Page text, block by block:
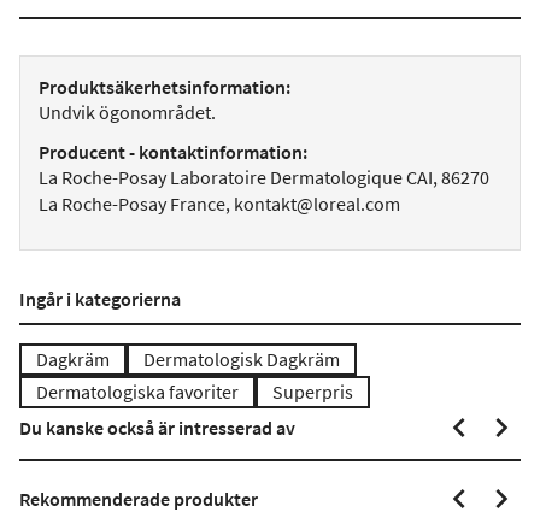
Produktsäkerhetsinformation:
Undvik ögonområdet.
Producent - kontaktinformation:
La Roche-Posay Laboratoire Dermatologique CAI, 86270
La Roche-Posay France, kontakt@loreal.com
Ingår i kategorierna
Dagkräm
Dermatologisk Dagkräm
Dermatologiska favoriter
Superpris
Du kanske också är intresserad av
Rekommenderade produkter